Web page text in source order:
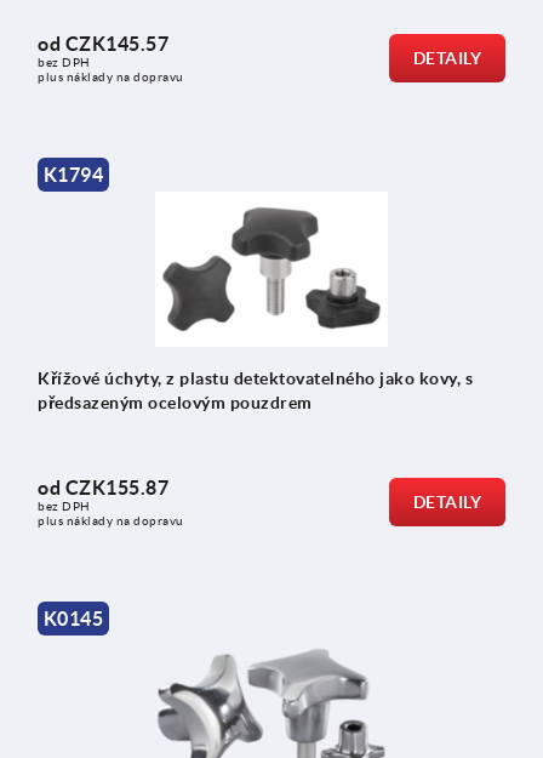
od CZK145.57
bez DPH
plus náklady na dopravu
DETAILY
K1794
Křížové úchyty, z plastu detektovatelného jako kovy, s
předsazeným ocelovým pouzdrem
od CZK155.87
bez DPH
plus náklady na dopravu
DETAILY
K0145